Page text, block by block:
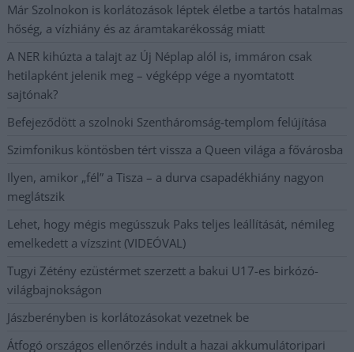
Már Szolnokon is korlátozások léptek életbe a tartós hatalmas
hőség, a vízhiány és az áramtakarékosság miatt
A NER kihúzta a talajt az Új Néplap alól is, immáron csak
hetilapként jelenik meg – végképp vége a nyomtatott
sajtónak?
Befejeződött a szolnoki Szentháromság-templom felújítása
Szimfonikus köntösben tért vissza a Queen világa a fővárosba
Ilyen, amikor „fél” a Tisza – a durva csapadékhiány nagyon
meglátszik
Lehet, hogy mégis megússzuk Paks teljes leállítását, némileg
emelkedett a vízszint (VIDEÓVAL)
Tugyi Zétény ezüstérmet szerzett a bakui U17-es birkózó-
világbajnokságon
Jászberényben is korlátozásokat vezetnek be
Átfogó országos ellenőrzés indult a hazai akkumulátoripari